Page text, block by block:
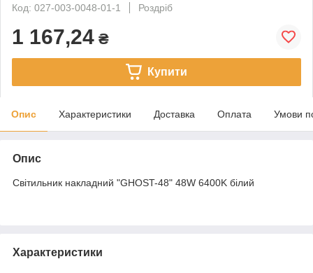
Код: 027-003-0048-01-1
Роздріб
1 167,24 ₴
Купити
Опис Характеристики Доставка Оплата Умови
Опис
Світильник накладний "GHOST-48" 48W 6400K білий
Характеристики